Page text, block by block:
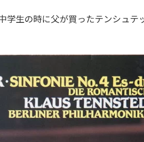
学生の時に父が買ったテンシュテ